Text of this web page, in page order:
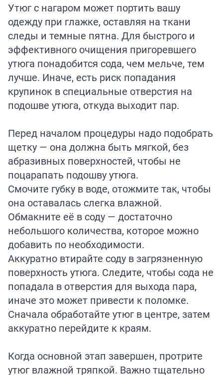
Утюг с нагаром может портить вашу
одежду при глажке, оставляя на ткани
следы и темные пятна. Для быстрого и
эффективного очищения пригоревшего
утюга понадобится сода, чем мельче, тем
лучше. Иначе, есть риск попадания
крупинок в специальные отверстия на
подошве утюга, откуда выходит пар.
Перед началом процедуры надо подобрать
щетку — она должна быть мягкой, без
абразивных поверхностей, чтобы не
поцарапать подошву утюга.
Смочите губку в воде, отожмите так, чтобы
она оставалась слегка влажной.
Обмакните её в соду — достаточно
небольшого количества, которое можно
добавить по необходимости.
Аккуратно втирайте соду в загрязненную
поверхность утюга. Следите, чтобы сода не
попадала в отверстия для выхода пара,
иначе это может привести к поломке.
Сначала обработайте утюг в центре, затем
аккуратно перейдите к краям.
Когда основной этап завершен, протрите
утюг влажной тряпкой. Важно тщательно